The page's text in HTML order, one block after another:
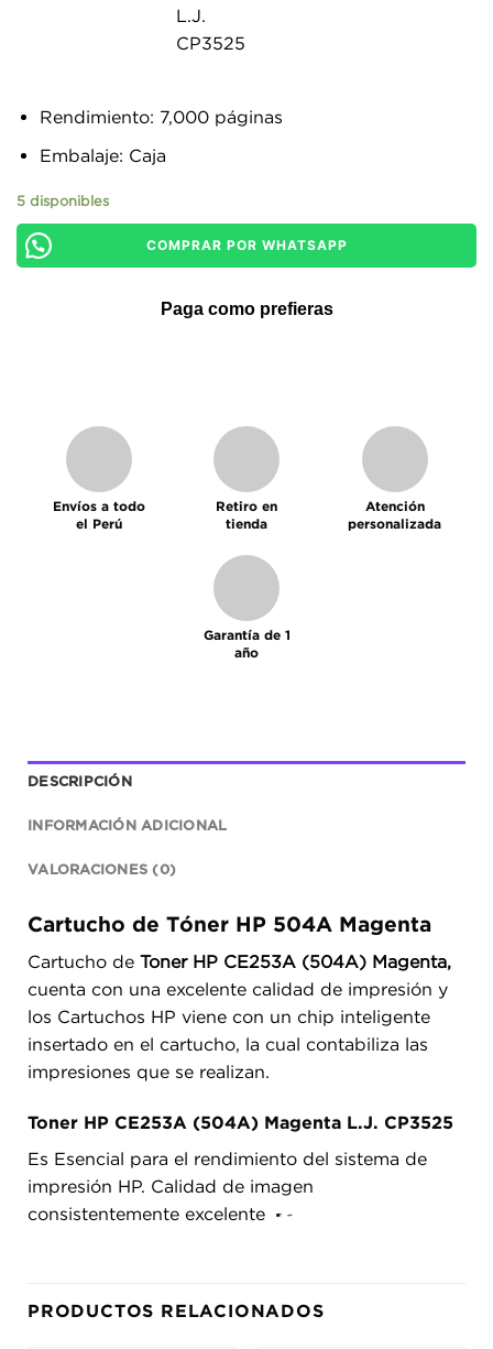
Rendimiento: 7,000 páginas
Embalaje: Caja
5 disponibles
COMPRAR POR WHATSAPP
Paga como prefieras
Envíos a todo
el Perú
Retiro en
tienda
Atención
personalizada
Garantía de 1
año
DESCRIPCIÓN
INFORMACIÓN ADICIONAL
VALORACIONES (0)
Cartucho de Tóner HP 504A Magenta
Cartucho de Toner HP CE253A (504A) Magenta,
cuenta con una excelente calidad de impresión y
los Cartuchos HP viene con un chip inteligente
insertado en el cartucho, la cual contabiliza las
impresiones que se realizan.
Toner HP CE253A (504A) Magenta L.J. CP3525
Es Esencial para el rendimiento del sistema de
impresión HP. Calidad de imagen
consistentemente excelente
PRODUCTOS RELACIONADOS